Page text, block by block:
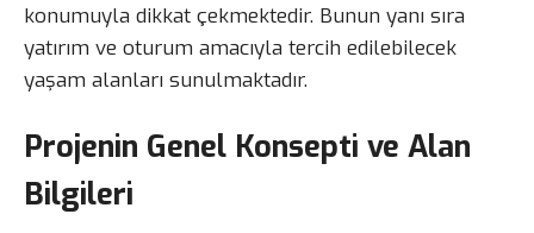
konumuyla dikkat çekmektedir. Bunun yanı sıra
yatırım ve oturum amacıyla tercih edilebilecek
yaşam alanları sunulmaktadır.
Projenin Genel Konsepti ve Alan
Bilgileri